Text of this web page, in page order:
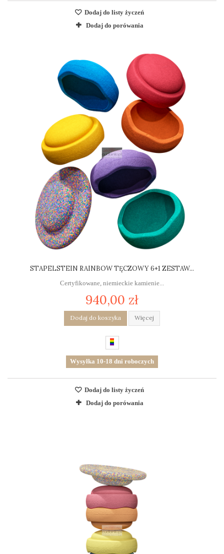
Dodaj do listy życzeń
Dodaj do porówania
STAPELSTEIN RAINBOW TĘCZOWY 6+1 ZESTAW...
Certyfikowane, niemieckie kamienie...
940,00 zł
Dodaj do koszyka Więcej
Wysyłka 10-18 dni roboczych
Dodaj do listy życzeń
Dodaj do porówania